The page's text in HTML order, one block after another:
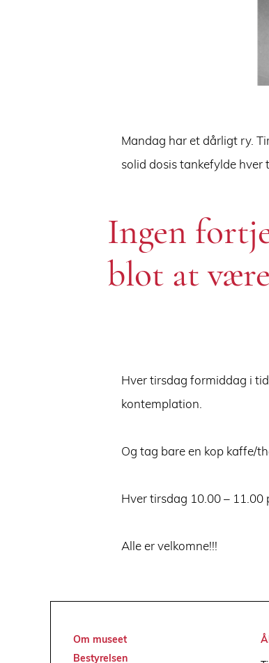
Mandag har et dårligt ry.
solid dosis tankefylde hver
Ingen
blot at
Hver tirsdag formiddag i
kontemplation.
Og tag bare en kop kaffe/
Hver tirsdag 10.00 – 11.00
Alle er velkomne!!!
Om museet
Bestyrelsen